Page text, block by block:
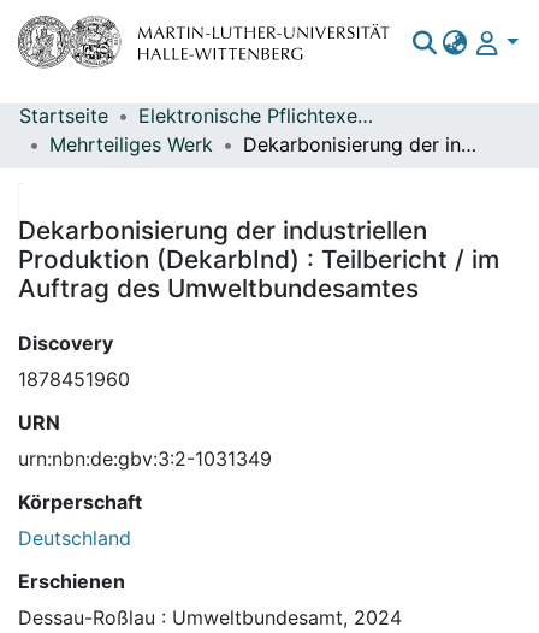
Bereiche & Sammlungen
Statistiken
Startseite
Elektronische Pflichtexemplare
Mehrteiliges Werk
Dekarbonisierung der industriellen Produktion (DekarbInd) : Teilbericht / im Auftrag des Umweltbundesamtes
Dekarbonisierung der industriellen
Produktion (DekarbInd) : Teilbericht / im
Auftrag des Umweltbundesamtes
Discovery
1878451960
URN
urn:nbn:de:gbv:3:2-1031349
Körperschaft
Deutschland
Erschienen
Dessau-Roßlau : Umweltbundesamt, 2024